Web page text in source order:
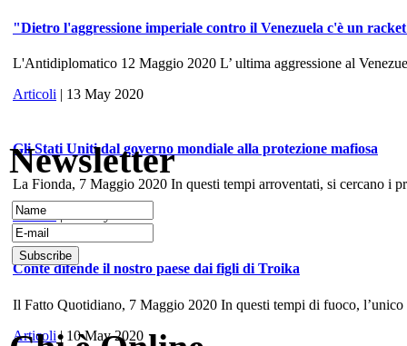
"Dietro l'aggressione imperiale contro il Venezuela c'è un
L'Antidiplomatico 12 Maggio 2020 L’ ultima aggressione al
Articoli | 13 May 2020
Gli Stati Uniti dal governo mondiale alla protezione mafiosa
La Fionda, 7 Maggio 2020 In questi tempi arroventati, si cercano i
Articoli
Conte difende il nostro paese dai figli di Troika
Il Fatto Quotidiano, 7 Maggio 2020 In questi tempi di fuoco,
Articoli| 10 May 2020
Newsletter